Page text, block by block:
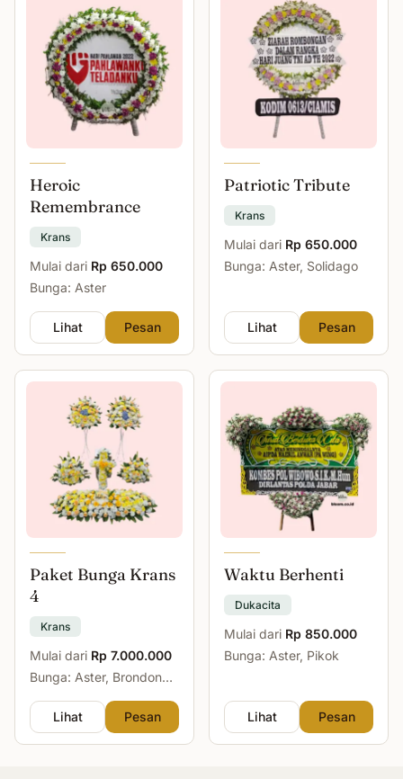
Heroic
Remembrance
Krans
Mulai dari Rp 650.000
Bunga: Aster
Lihat Pesan
Patriotic Tribute
Krans
Mulai dari Rp 650.000
Bunga: Aster, Solidago
Lihat Pesan
Paket Bunga Krans
4
Krans
Mulai dari Rp 7.000.000
Bunga: Aster, Brondong,
Lihat
Pesan
Waktu Berhenti
Dukacita
Mulai dari Rp 850.000
Bunga: Aster, Pikok
Lihat Pesan